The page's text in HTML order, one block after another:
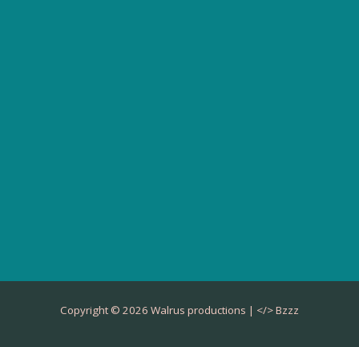
Copyright © 2026 Walrus productions | </>Bzzz